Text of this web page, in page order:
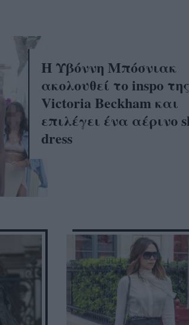
Η Υβόννη Μπόσνιακ
ακολουθεί το inspo της
Victoria Beckham και
επιλέγει ένα αέρινο
dress